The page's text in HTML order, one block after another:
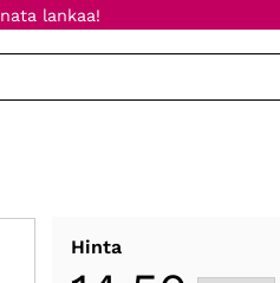
lankaa!
Hinta